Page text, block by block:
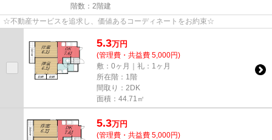
階数：2階建
☆不動産サービスを追求し、価値あるコーディネートをお約束☆
5.3万円
(管理費・共益費 5,000円)
敷：0ヶ月｜礼：1ヶ月
所在階：1階
間取り：2DK
面積：44.71㎡
5.3万円
(管理費・共益費 5,000円)